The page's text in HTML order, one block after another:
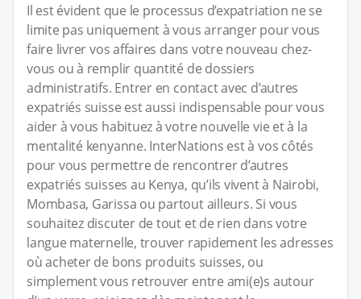
Il est évident que le processus d’expatriation ne se
limite pas uniquement à vous arranger pour vous
faire livrer vos affaires dans votre nouveau chez-
vous ou à remplir quantité de dossiers
administratifs. Entrer en contact avec d’autres
expatriés suisse est aussi indispensable pour vous
aider à vous habituez à votre nouvelle vie et à la
mentalité kenyanne. InterNations est à vos côtés
pour vous permettre de rencontrer d’autres
expatriés suisses au Kenya, qu’ils vivent à Nairobi,
Mombasa, Garissa ou partout ailleurs. Si vous
souhaitez discuter de tout et de rien dans votre
langue maternelle, trouver rapidement les adresses
où acheter de bons produits suisses, ou
simplement vous retrouver entre ami(e)s autour